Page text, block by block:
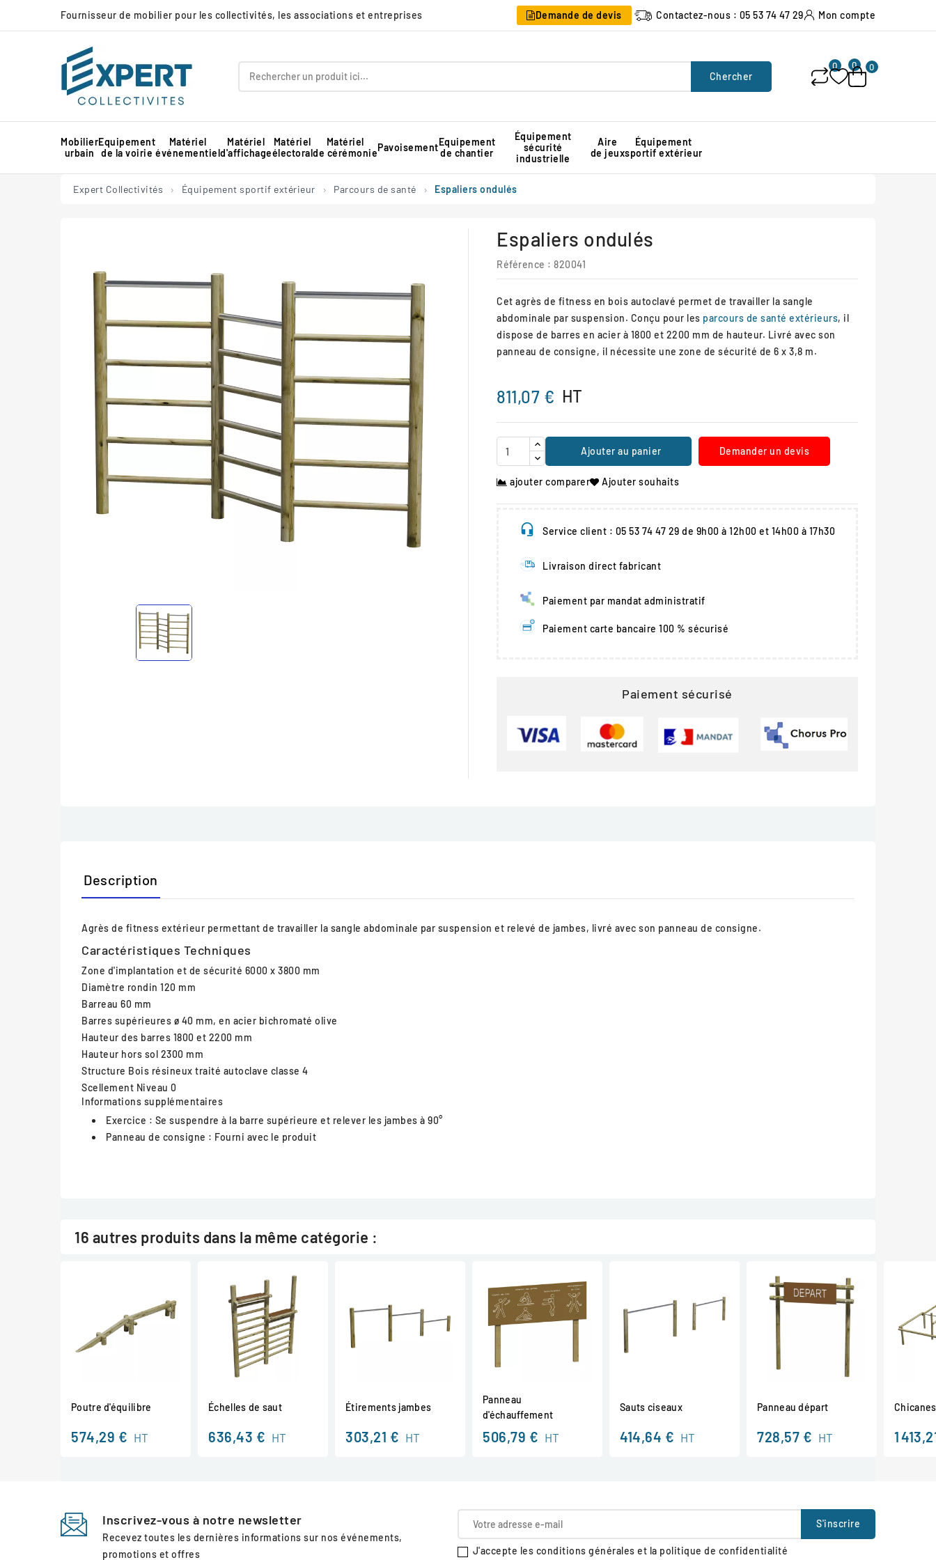
Fournisseur de mobilier pour les collectivités, les associations et entreprises Demande de devis Contactez-nous : 05 53 74 47 29 Mon compte
Chercher
0 0 0
Mobilier
urbain
Equipement
de la voirie
Matériel
événementiel
Matériel
d'affichage
Matériel
électoral
Matériel
de cérémoniePavoisementEquipement
de chantier
Équipement
sécurité
industrielle
Aire
de jeux
Équipement
sportif extérieur
Expert Collectivités Équipement sportif extérieur Parcours de santé Espaliers ondulés
Espaliers ondulés
Référence : 820041
Cet agrès de fitness en bois autoclavé permet de travailler la sangle
abdominale par suspension. Conçu pour les parcours de santé extérieurs, il
dispose de barres en acier à 1800 et 2200 mm de hauteur. Livré avec son
panneau de consigne, il nécessite une zone de sécurité de 6 x 3,8 m.
811,07 € HT
Ajouter au panier Demander un devis
ajouter comparer Ajouter souhaits
Service client : 05 53 74 47 29 de 9h00 à 12h00 et 14h00 à 17h30
Livraison direct fabricant
Paiement par mandat administratif
Paiement carte bancaire 100 % sécurisé
Paiement sécurisé
Description
Agrès de fitness extérieur permettant de travailler la sangle abdominale par suspension et relevé de jambes, livré avec son panneau de consigne.
Caractéristiques Techniques
Zone d'implantation et de sécurité 6000 x 3800 mm
Diamètre rondin 120 mm
Barreau 60 mm
Barres supérieures ø 40 mm, en acier bichromaté olive
Hauteur des barres 1800 et 2200 mm
Hauteur hors sol 2300 mm
Structure Bois résineux traité autoclave classe 4
Scellement Niveau 0
Informations supplémentaires
Exercice : Se suspendre à la barre supérieure et relever les jambes à 90°
Panneau de consigne : Fourni avec le produit
16 autres produits dans la même catégorie :
Poutre d'équilibre
574,29 € HT
Échelles de saut
636,43 € HT
Étirements jambes
303,21 € HT
Panneau
d'échauffement
506,79 € HT
Sauts ciseaux
414,64 € HT
Panneau départ
728,57 € HT
Chicanes
1
Inscrivez-vous à notre newsletter
Recevez toutes les dernières informations sur nos événements,
promotions et offres
J'accepte les conditions générales et la politique de confidentialité